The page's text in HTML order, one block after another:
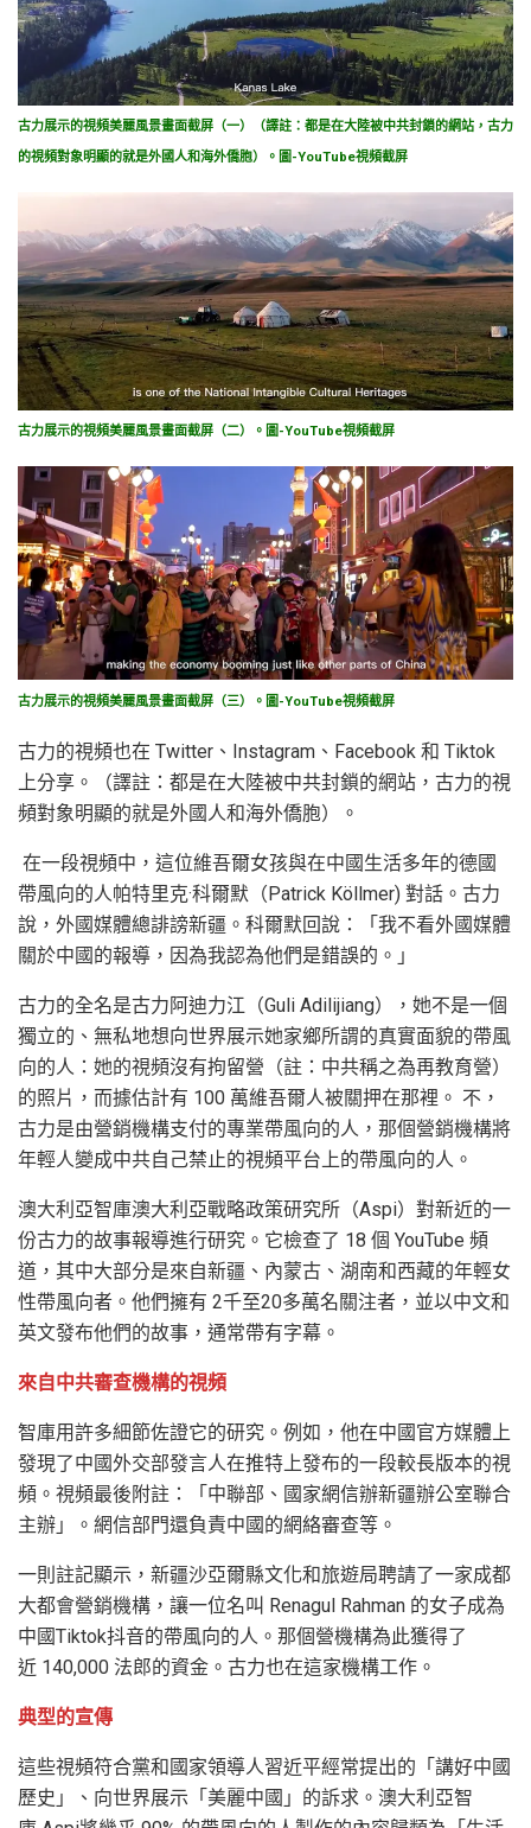
古力展示的視頻美麗風景畫面截屏（一）（譯註：都是在大陸被中共封鎖的網站，古力
的視頻對象明顯的就是外國人和海外僑胞）。圖-YouTube視頻截屏
古力展示的視頻美麗風景畫面截屏（二）。圖-YouTube視頻截屏
古力展示的視頻美麗風景畫面截屏（三）。圖-YouTube視頻截屏
古力的視頻也在 Twitter、Instagram、Facebook 和 Tiktok
上分享。（譯註：都是在大陸被中共封鎖的網站，古力的視
頻對象明顯的就是外國人和海外僑胞）。
在一段視頻中，這位維吾爾女孩與在中國生活多年的德國
帶風向的人帕特里克·科爾默（Patrick Köllmer) 對話。古力
說，外國媒體總誹謗新疆。科爾默回說：「我不看外國媒體
關於中國的報導，因為我認為他們是錯誤的。」
古力的全名是古力阿迪力江（Guli Adilijiang），她不是一個
獨立的、無私地想向世界展示她家鄉所謂的真實面貌的帶風
向的人：她的視頻沒有拘留營（註：中共稱之為再教育營）
的照片，而據估計有 100 萬維吾爾人被關押在那裡。 不，
古力是由營銷機構支付的專業帶風向的人，那個營銷機構將
年輕人變成中共自己禁止的視頻平台上的帶風向的人。
澳大利亞智庫澳大利亞戰略政策研究所（Aspi）對新近的一
份古力的故事報導進行研究。它檢查了 18 個 YouTube 頻
道，其中大部分是來自新疆、內蒙古、湖南和西藏的年輕女
性帶風向者。他們擁有 2千至20多萬名關注者，並以中文和
英文發布他們的故事，通常帶有字幕。
來自中共審查機構的視頻
智庫用許多細節佐證它的研究。例如，他在中國官方媒體上
發現了中國外交部發言人在推特上發布的一段較長版本的視
頻。視頻最後附註：「中聯部、國家網信辦新疆辦公室聯合
主辦」。網信部門還負責中國的網絡審查等。
一則註記顯示，新疆沙亞爾縣文化和旅遊局聘請了一家成都
大都會營銷機構，讓一位名叫 Renagul Rahman 的女子成為
中國Tiktok抖音的帶風向的人。那個營機構為此獲得了
近 140,000 法郎的資金。古力也在這家機構工作。
典型的宣傳
這些視頻符合黨和國家領導人習近平經常提出的「講好中國
歷史」、向世界展示「美麗中國」的訴求。澳大利亞智